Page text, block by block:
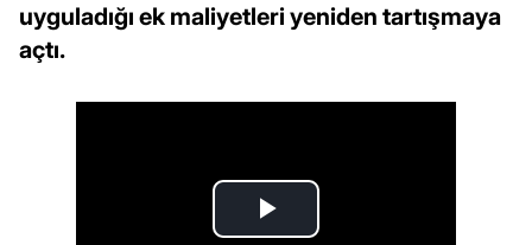
uyguladığı ek maliyetleri yeniden tartışmaya
açtı.